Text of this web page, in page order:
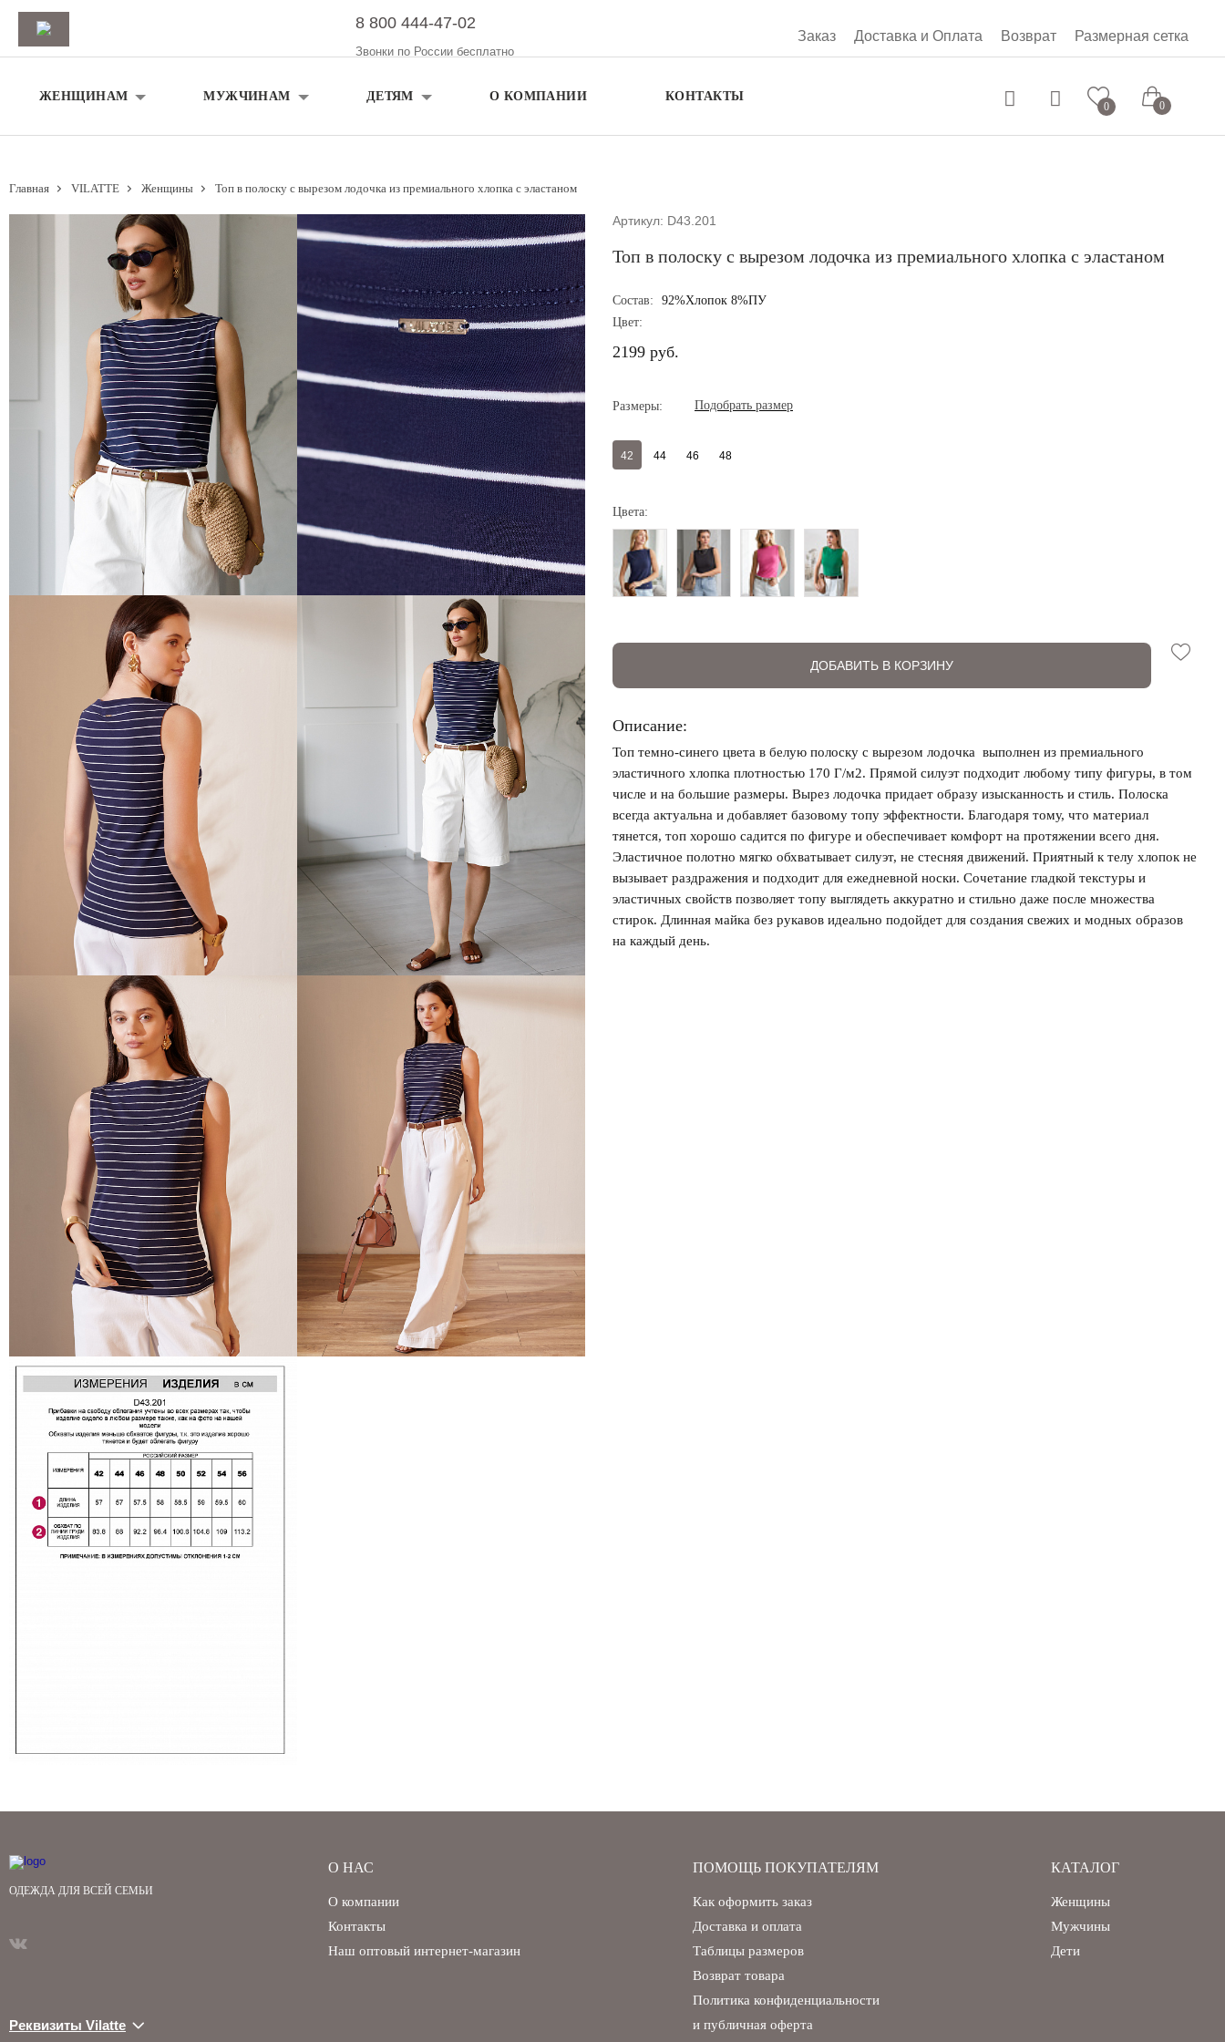
8 800 444-47-02
Звонки по России бесплатно
Заказ Доставка и Оплата Возврат Размерная сетка
ЖЕНЩИНАМ МУЖЧИНАМ ДЕТЯМ О КОМПАНИИ КОНТАКТЫ
Регистрация Авторизация
Запомнить меня на этом компьютере
0 0
Главная VILATTE Женщины Топ в полоску с вырезом лодочка из премиального хлопка с эластаном
Артикул: D43.201
Топ в полоску с вырезом лодочка из премиального хлопка с эластаном
Состав:
92%Хлопок 8%ПУ
Цвет:
2199 руб.
Размеры: Подобрать размер
42 44 46 48
Цвета:
ДОБАВИТЬ В КОРЗИНУ
Описание:
Топ темно-синего цвета в белую полоску с вырезом лодочка выполнен из премиального
эластичного хлопка плотностью 170 Г/м2. Прямой силуэт подходит любому типу фигуры, в том
числе и на большие размеры. Вырез лодочка придает образу изысканность и стиль. Полоска
всегда актуальна и добавляет базовому топу эффектности. Благодаря тому, что материал
тянется, топ хорошо садится по фигуре и обеспечивает комфорт на протяжении всего дня.
Эластичное полотно мягко обхватывает силуэт, не стесняя движений. Приятный к телу хлопок не
вызывает раздражения и подходит для ежедневной носки. Сочетание гладкой текстуры и
эластичных свойств позволяет топу выглядеть аккуратно и стильно даже после множества
стирок. Длинная майка без рукавов идеально подойдет для создания свежих и модных образов
на каждый день.
ОДЕЖДА ДЛЯ ВСЕЙ СЕМЬИ
Реквизиты Vilatte
О НАС
О компании
Контакты
Наш оптовый интернет-магазин
ПОМОЩЬ ПОКУПАТЕЛЯМ
Как оформить заказ
Доставка и оплата
Таблицы размеров
Возврат товара
Политика конфиденциальности
и публичная оферта
КАТАЛОГ
Женщины
Мужчины
Дети